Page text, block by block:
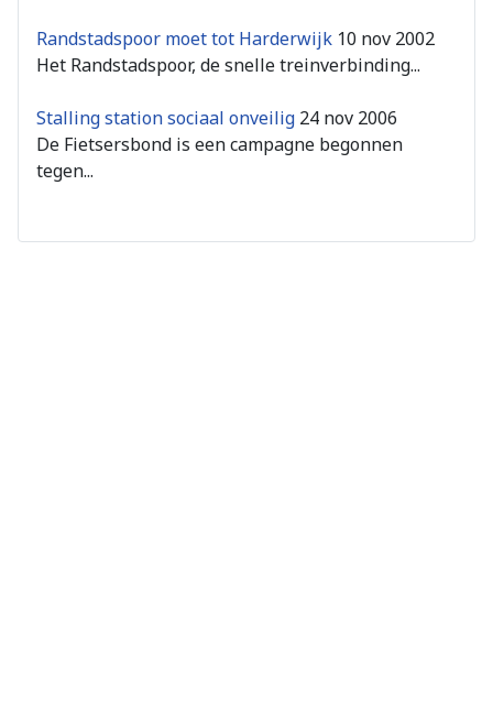
Randstadspoor moet tot Harderwijk 10 nov 2002
Het Randstadspoor, de snelle treinverbinding...
Stalling station sociaal onveilig 24 nov 2006
De Fietsersbond is een campagne begonnen
tegen...